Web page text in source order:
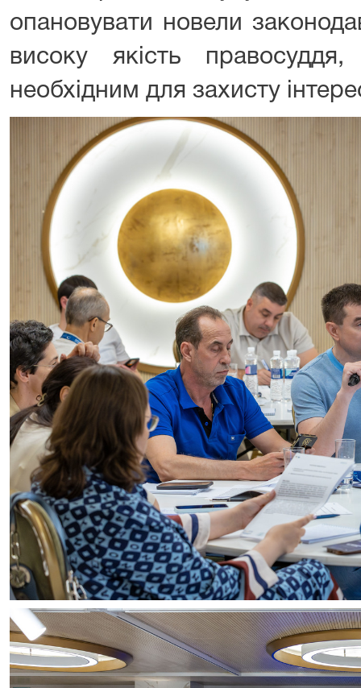
опановувати новели
високу якість
необхідним для захисту